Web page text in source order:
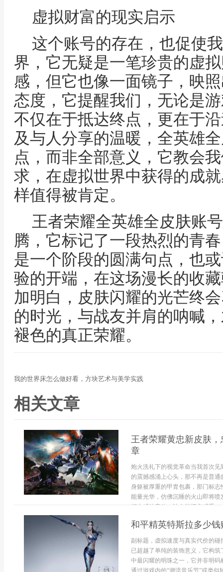
虚拟财富的现实启示
这个账号的存在，也促使
界，它无疑是一笔珍贵的虚
感，但它也像一面镜子，映
态度，它提醒我们，无论是
不仅在于抵达终点，更在于
及与人分享的温暖，全英雄
点，而非全部意义，它教会
求，在虚拟世界中获得的成
样值得被肯定。
王者荣耀全英雄全皮肤账
腾，它标记了一段热烈的青
是一个阶段的圆满句点，也
验的开端，在这场漫长的收
加明白，皮肤闪耀的光芒终
的时光，与战友并肩的呐喊
褪色的真正荣耀。
我的世界床怎么做好看，方块艺术与美学实践
相关文章
王者荣耀黄忠新皮肤
章
炮火洗礼下的视觉革命当我首次
的震撼感涌上心头，那不再是普
身躯被厚重的甲胄包裹，那门标
能量光华，仿佛沉睡的火山即将
打击感的音效，让人能切实感受...
和平精英特斯拉多少
副标题，虚拟速度与真实代价的
已超越了单纯的装饰意义，它构
中最闪耀的明珠之一，它并非明
通过游戏内的“潮流音乐节”或类似